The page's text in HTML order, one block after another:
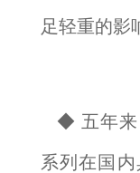
足轻重的影
◆ 五年来
系列在国